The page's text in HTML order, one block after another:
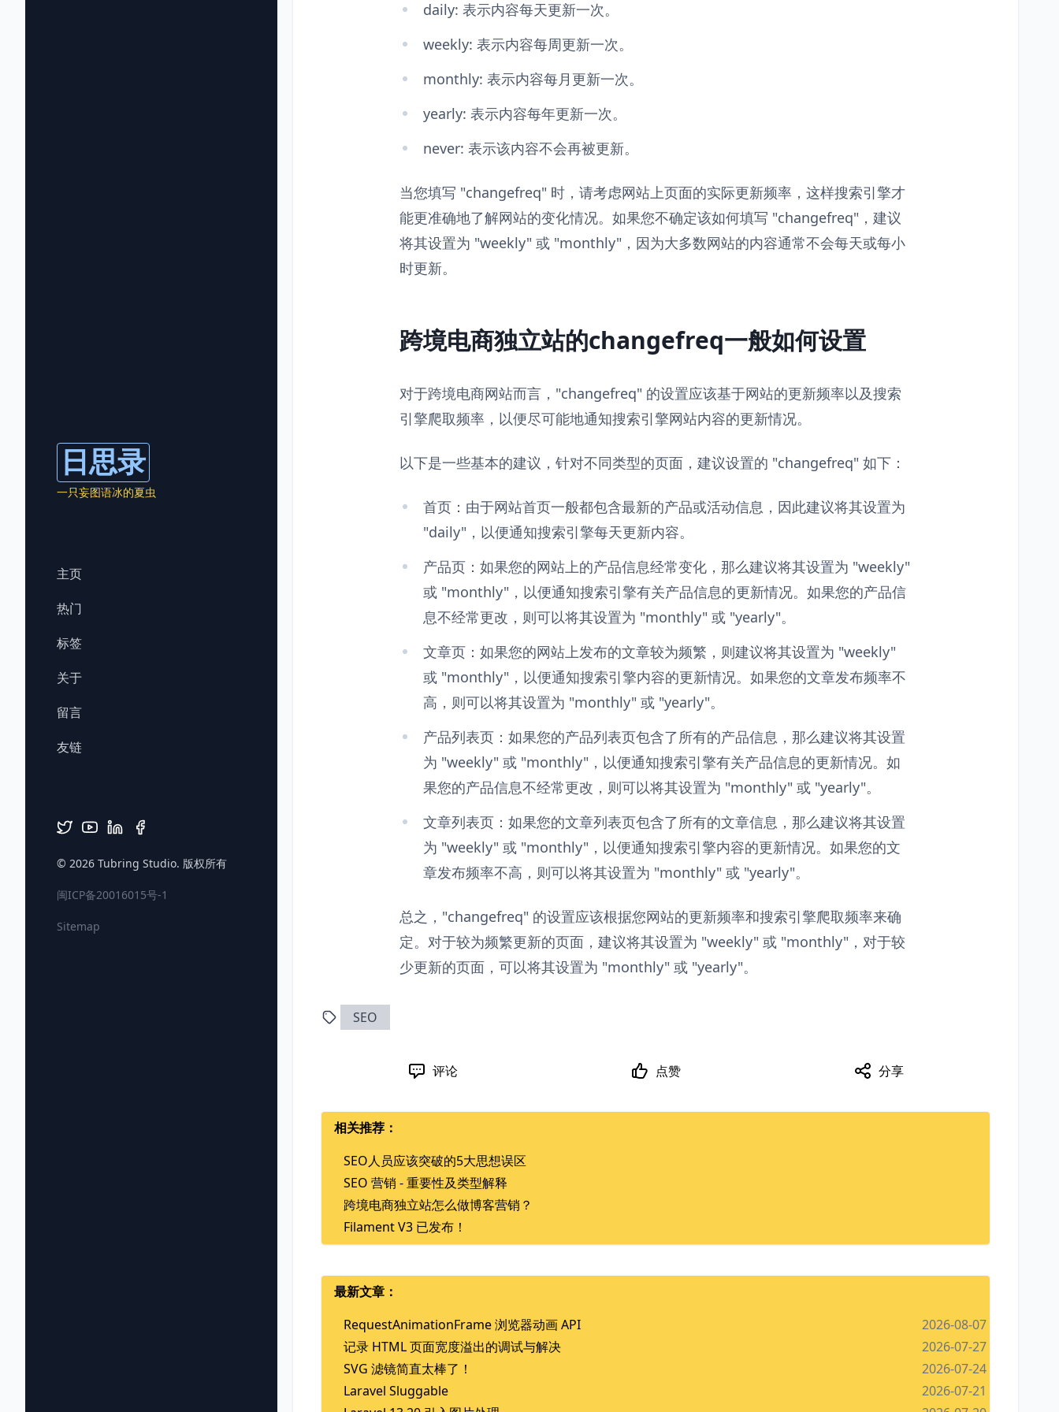
日思录
一只妄图语冰的夏虫
主页
热门
标签
关于
留言
友链
© 2026 Tubring Studio. 版权所有
闽ICP备20016015号-1
Sitemap
daily: 表示内容每天更新一次。
weekly: 表示内容每周更新一次。
monthly: 表示内容每月更新一次。
yearly: 表示内容每年更新一次。
never: 表示该内容不会再被更新。
当您填写 "changefreq" 时，请考虑网站上页面的实际更新频率，这样搜索引擎才
能更准确地了解网站的变化情况。如果您不确定该如何填写 "changefreq"，建议
将其设置为 "weekly" 或 "monthly"，因为大多数网站的内容通常不会每天或每小
时更新。
跨境电商独立站的changefreq一般如何设置
对于跨境电商网站而言，"changefreq" 的设置应该基于网站的更新频率以及搜索
引擎爬取频率，以便尽可能地通知搜索引擎网站内容的更新情况。
以下是一些基本的建议，针对不同类型的页面，建议设置的 "changefreq" 如下：
首页：由于网站首页一般都包含最新的产品或活动信息，因此建议将其设置为
"daily"，以便通知搜索引擎每天更新内容。
产品页：如果您的网站上的产品信息经常变化，那么建议将其设置为 "weekly"
或 "monthly"，以便通知搜索引擎有关产品信息的更新情况。如果您的产品信
息不经常更改，则可以将其设置为 "monthly" 或 "yearly"。
文章页：如果您的网站上发布的文章较为频繁，则建议将其设置为 "weekly"
或 "monthly"，以便通知搜索引擎内容的更新情况。如果您的文章发布频率不
高，则可以将其设置为 "monthly" 或 "yearly"。
产品列表页：如果您的产品列表页包含了所有的产品信息，那么建议将其设置
为 "weekly" 或 "monthly"，以便通知搜索引擎有关产品信息的更新情况。如
果您的产品信息不经常更改，则可以将其设置为 "monthly" 或 "yearly"。
文章列表页：如果您的文章列表页包含了所有的文章信息，那么建议将其设置
为 "weekly" 或 "monthly"，以便通知搜索引擎内容的更新情况。如果您的文
章发布频率不高，则可以将其设置为 "monthly" 或 "yearly"。
总之，"changefreq" 的设置应该根据您网站的更新频率和搜索引擎爬取频率来确
定。对于较为频繁更新的页面，建议将其设置为 "weekly" 或 "monthly"，对于较
少更新的页面，可以将其设置为 "monthly" 或 "yearly"。
SEO
评论 点赞 分享
相关推荐：
SEO人员应该突破的5大思想误区
SEO 营销 - 重要性及类型解释
跨境电商独立站怎么做博客营销？
Filament V3 已发布！
最新文章：
RequestAnimationFrame 浏览器动画 API
2026-08-07
记录 HTML 页面宽度溢出的调试与解决
2026-07-27
SVG 滤镜简直太棒了！
2026-07-24
Laravel Sluggable
2026-07-21